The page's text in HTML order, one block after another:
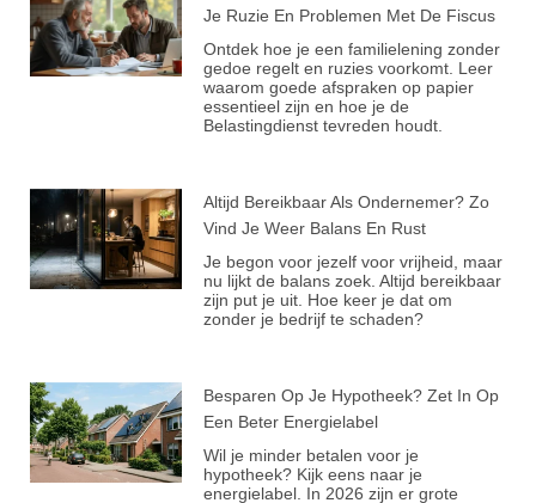
Je Ruzie En Problemen Met De Fiscus
Ontdek hoe je een familielening zonder
gedoe regelt en ruzies voorkomt. Leer
waarom goede afspraken op papier
essentieel zijn en hoe je de
Belastingdienst tevreden houdt.
Altijd Bereikbaar Als Ondernemer? Zo
Vind Je Weer Balans En Rust
Je begon voor jezelf voor vrijheid, maar
nu lijkt de balans zoek. Altijd bereikbaar
zijn put je uit. Hoe keer je dat om
zonder je bedrijf te schaden?
Besparen Op Je Hypotheek? Zet In Op
Een Beter Energielabel
Wil je minder betalen voor je
hypotheek? Kijk eens naar je
energielabel. In 2026 zijn er grote